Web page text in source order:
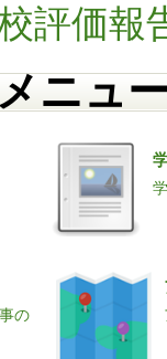
評価報
ニュ
の